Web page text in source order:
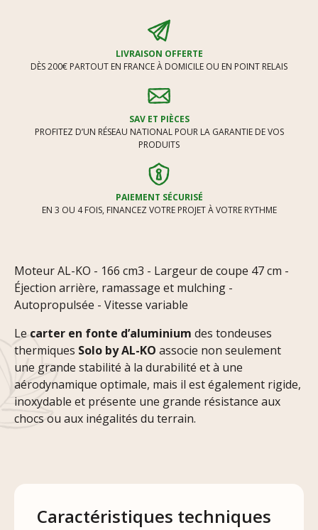
LIVRAISON OFFERTE
DÈS 200€ PARTOUT EN FRANCE À DOMICILE OU EN POINT RELAIS
SAV ET PIÈCES
PROFITEZ D’UN RÉSEAU NATIONAL POUR LA GARANTIE DE VOS
PRODUITS
PAIEMENT SÉCURISÉ
EN 3 OU 4 FOIS, FINANCEZ VOTRE PROJET À VOTRE RYTHME
Moteur AL-KO - 166 cm3 - Largeur de coupe 47 cm -
Éjection arrière, ramassage et mulching -
Autopropulsée - Vitesse variable
Le carter en fonte d’aluminium des tondeuses
thermiques Solo by AL-KO associe non seulement
une grande stabilité à la durabilité et à une
aérodynamique optimale, mais il est également rigide,
inoxydable et présente une grande résistance aux
chocs ou aux inégalités du terrain.
Caractéristiques techniques